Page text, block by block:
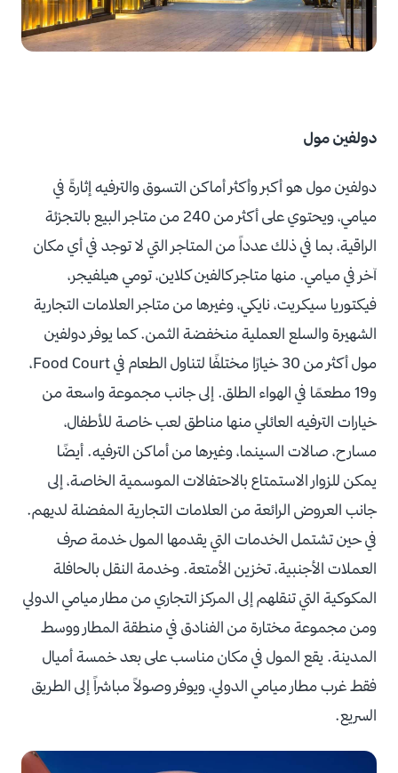
دولفين مول
دولفين مول هو أكبر وأكثر أماكن التسوق والترفيه إثارةً في
ميامي، ويحتوي على أكثر من 240 من متاجر البيع بالتجزئة
الراقية، بما في ذلك عدداً من المتاجر التي لا توجد في أي مكان
آخر في ميامي. منها متاجر كالفين كلاين، تومي هيلفيجر،
فيكتوريا سيكريت، نايكي، وغيرها من متاجر العلامات التجارية
الشهيرة والسلع العملية منخفضة الثمن. كما يوفر دولفين
مول أكثر من 30 خيارًا مختلفًا لتناول الطعام في Food Court،
و19 مطعمًا في الهواء الطلق. إلى جانب مجموعة واسعة من
خيارات الترفيه العائلي منها مناطق لعب خاصة للأطفال،
مسارح، صالات السينما، وغيرها من أماكن الترفيه. أيضًا
يمكن للزوار الاستمتاع بالاحتفالات الموسمية الخاصة، إلى
جانب العروض الرائعة من العلامات التجارية المفضلة لديهم.
في حين تشتمل الخدمات التي يقدمها المول خدمة صرف
العملات الأجنبية، تخزين الأمتعة. وخدمة النقل بالحافلة
المكوكية التي تنقلهم إلى المركز التجاري من مطار ميامي الدولي
ومن مجموعة مختارة من الفنادق في منطقة المطار ووسط
المدينة. يقع المول في مكان مناسب على بعد خمسة أميال
فقط غرب مطار ميامي الدولي، ويوفر وصولاً مباشراً إلى الطريق
السريع.